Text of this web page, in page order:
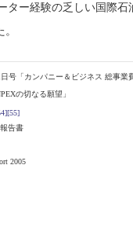
ター経験の乏しい国際石
号「カンパニー＆ビジネス 総事業
の切なる願望」
[55]
告書
2005